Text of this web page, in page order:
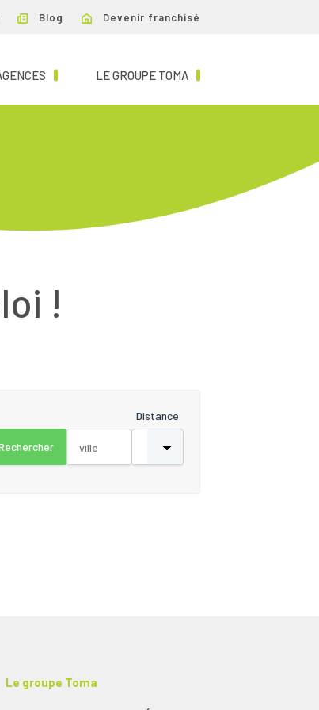
Blog Devenir franchisé
(CURRENT)LE GROUPE TOMA (CURRENT)
!
Distance
Le groupe Toma